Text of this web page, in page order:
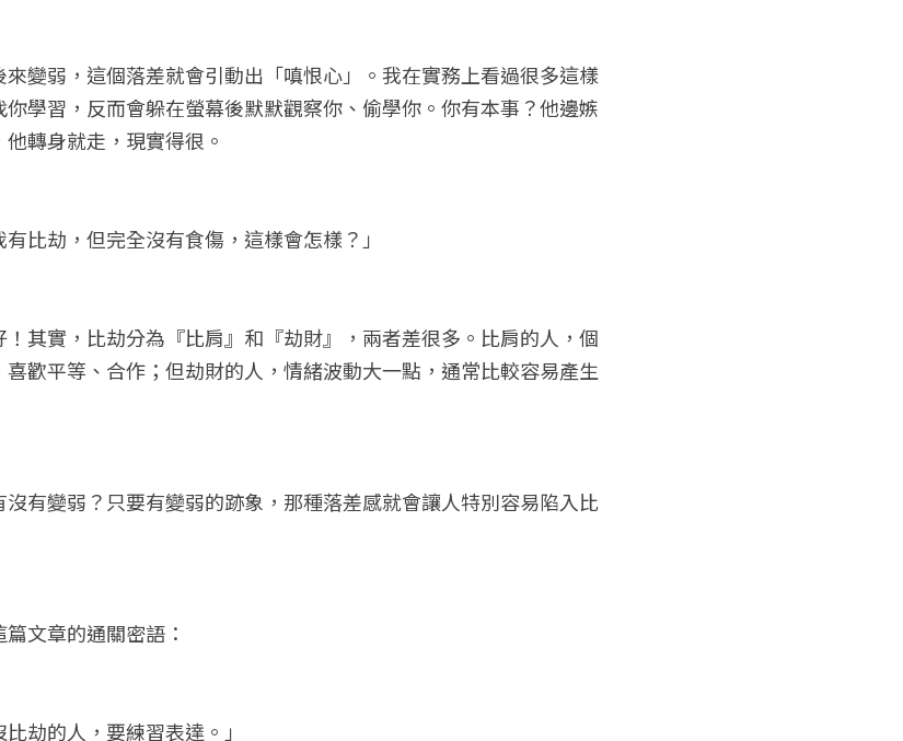
變弱，這個落差就會引動出「嗔恨心」。我在實務上看過很多這樣
學習，反而會躲在螢幕後默默觀察你、偷學你。你有本事？他邊嫉
轉身就走，現實得很。
比劫，但完全沒有食傷，這樣會怎樣？」
其實，比劫分為『比肩』和『劫財』，兩者差很多。比肩的人，個
歡平等、合作；但劫財的人，情緒波動大一點，通常比較容易產生
沒有變弱？只要有變弱的跡象，那種落差感就會讓人特別容易陷入比
文章的通關密語：
劫的人，要練習表達。」